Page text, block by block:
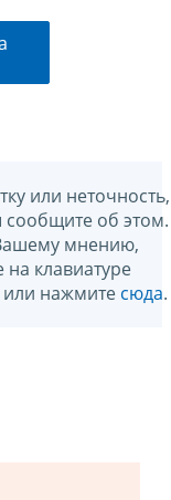
или неточность,
об этом.
мнению,
клавиатуре
нажмите сюда.